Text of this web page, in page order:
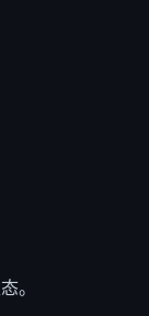
。